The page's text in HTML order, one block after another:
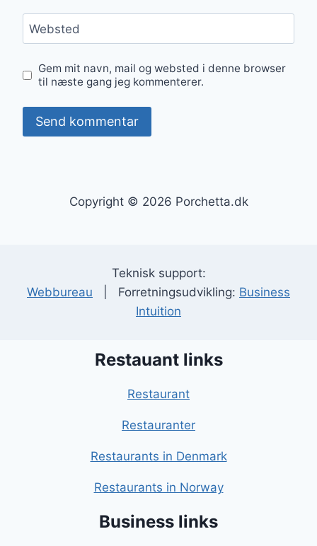
Websted
Gem mit navn, mail og websted i denne browser
til næste gang jeg kommenterer.
Copyright © 2026 Porchetta.dk
Teknisk support:
Webbureau | Forretningsudvikling: Business
Intuition
Restauant links
Restaurant
Restauranter
Restaurants in Denmark
Restaurants in Norway
Business links